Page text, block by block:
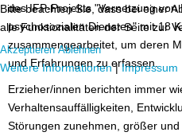
des IFP-Projekts "Vernetzung
psychosozialen Diensten" mit 18
zusammengearbeitet, um deren
und Erfahrungen zu erfassen.
Erzieher/innen berichten immer
Verhaltensauffälligkeiten,
Störungen zunehmen, größer und
Bitte beachten Sie, dass bei einer
alle Funktionalitäten der Seite zur
Akzeptieren Ablehnen
Weitere Informationen|Impressum